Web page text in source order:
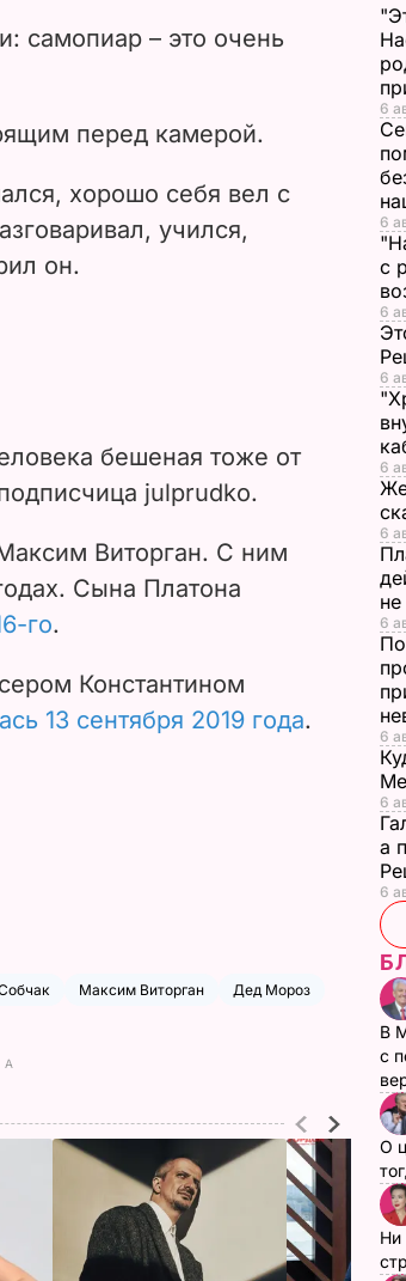
самопиар – это очень
перед камерой.
хорошо себя вел с
учился,
он.
бешеная тоже от
julprudko.
Виторган. С ним
Сына Платона
го.
Константином
13 сентября 2019 года.
Максим Виторган
Дед Мороз
6
6
с
6
6
6
6
6
6
6
а
6
В
с
О
Ни